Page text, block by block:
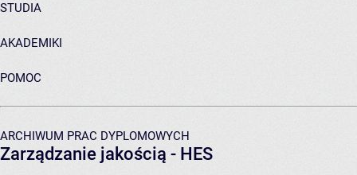
STUDIA
AKADEMIKI
POMOC
ARCHIWUM PRAC DYPLOMOWYCH
Zarządzanie jakością - HES